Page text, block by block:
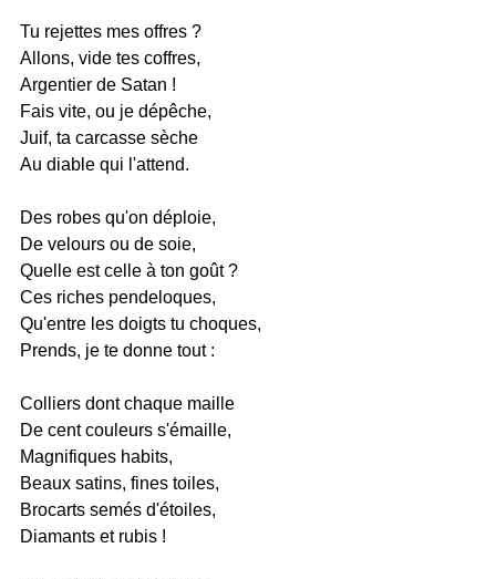
Tu rejettes mes offres ?
Allons, vide tes coffres,
Argentier de Satan !
Fais vite, ou je dépêche,
Juif, ta carcasse sèche
Au diable qui l'attend.
Des robes qu'on déploie,
De velours ou de soie,
Quelle est celle à ton goût ?
Ces riches pendeloques,
Qu'entre les doigts tu choques,
Prends, je te donne tout :
Colliers dont chaque maille
De cent couleurs s'émaille,
Magnifiques habits,
Beaux satins, fines toiles,
Brocarts semés d'étoiles,
Diamants et rubis !